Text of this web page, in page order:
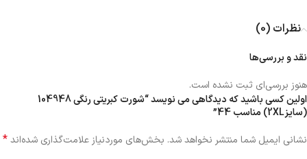
نظرات (0)
نقد و بررسی‌ها
هنوز بررسی‌ای ثبت نشده است.
اولین کسی باشید که دیدگاهی می نویسد “شورت کبریتی رنگی 104948
(سایز2XL) مناسب 44”
نشانی ایمیل شما منتشر نخواهد شد. بخش‌های موردنیاز علامت‌گذاری شده‌اند*